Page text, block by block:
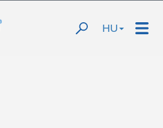
HU